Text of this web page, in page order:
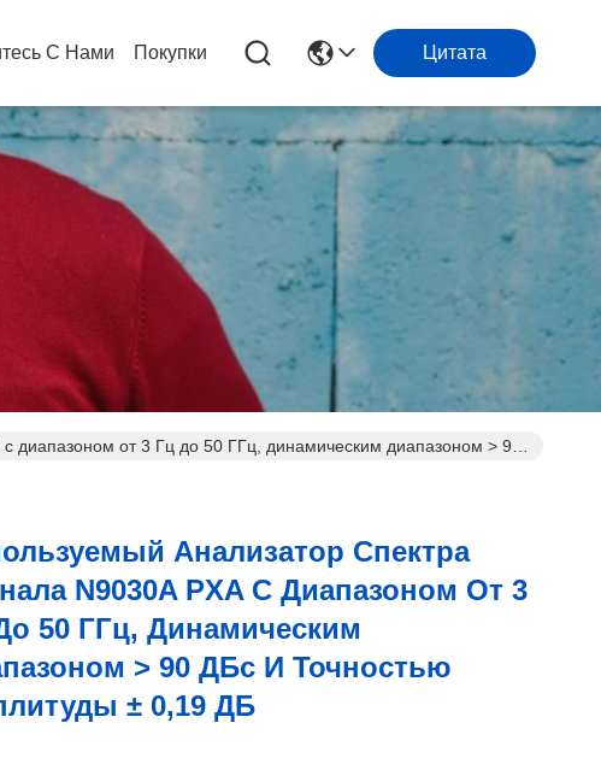
С Нами Покупки Цитата
диапазоном от 3 Гц до 50 ГГц, динамическим диапазоном > 90
Анализатор Спектра
N9030A PXA С Диапазоном От 3
50 ГГц, Динамическим
> 90 ДБc И Точностью
± 0,19 ДБ